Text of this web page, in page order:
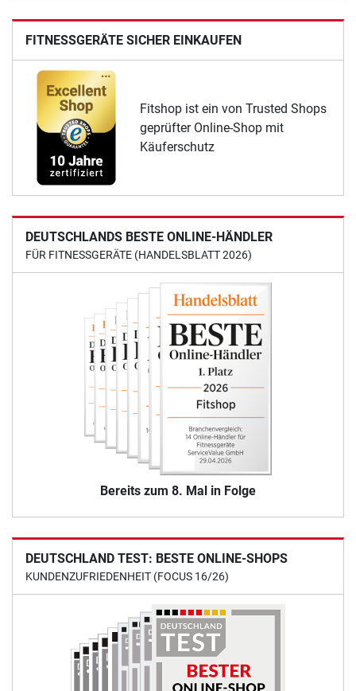
FITNESSGERÄTE SICHER EINKAUFEN
Fitshop ist ein von Trusted Shops
geprüfter Online-Shop mit
Käuferschutz
DEUTSCHLANDS BESTE ONLINE-HÄNDLER
FÜR FITNESSGERÄTE (HANDELSBLATT 2026)
Bereits zum 8. Mal in Folge
DEUTSCHLAND TEST: BESTE ONLINE-SHOPS
KUNDENZUFRIEDENHEIT (FOCUS 16/26)